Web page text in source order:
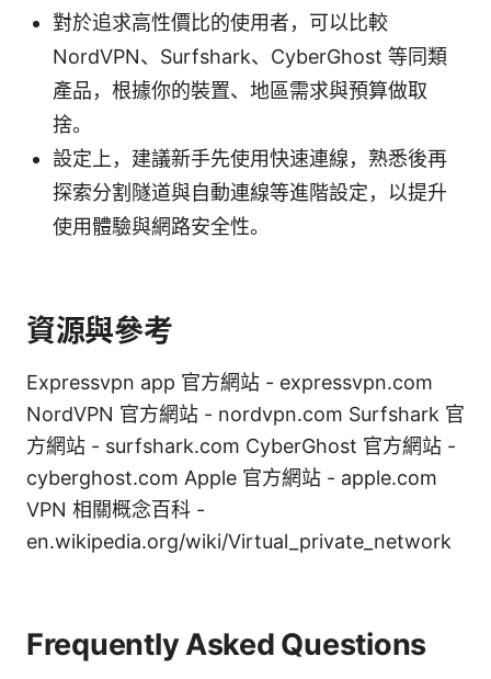
對於追求高性價比的使用者，可以比較
NordVPN、Surfshark、CyberGhost 等同類
產品，根據你的裝置、地區需求與預算做取
捨。
設定上，建議新手先使用快速連線，熟悉後再
探索分割隧道與自動連線等進階設定，以提升
使用體驗與網路安全性。
資源與參考
Expressvpn app 官方網站 - expressvpn.com
NordVPN 官方網站 - nordvpn.com Surfshark 官
方網站 - surfshark.com CyberGhost 官方網站 -
cyberghost.com Apple 官方網站 - apple.com
VPN 相關概念百科 -
en.wikipedia.org/wiki/Virtual_private_network
Frequently Asked Questions